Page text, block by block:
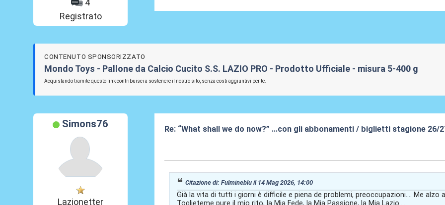
Registrato
CONTENUTO SPONSORIZZATO
Mondo Toys - Pallone da Calcio Cucito S.S. LAZIO PRO - Prodotto Ufficiale - misura 5-400 g
Acquistando tramite questo link contribuisci a sostenere il nostro sito, senza costi aggiuntivi per te.
Simons76
Lazionetter
Re: “What shall we do now?” …con gli abbonamenti / biglietti stagione 26/
Citazione di: Fulmineblu il 14 Mag 2026, 14:00
Già la vita di tutti i giorni è difficile e piena de problemi, preoccupazioni.... Me alzo